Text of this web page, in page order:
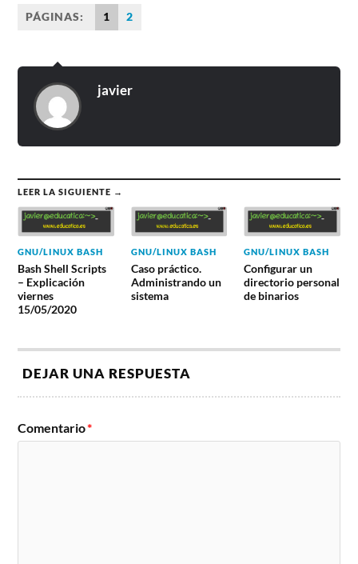
PÁGINAS: 1 2
javier
LEER LA SIGUIENTE →
GNU/LINUX BASH
Bash Shell Scripts
– Explicación
viernes
15/05/2020
GNU/LINUX BASH
Caso práctico.
Administrando un
sistema
GNU/LINUX BASH
Configurar un
directorio personal
de binarios
DEJAR UNA RESPUESTA
Comentario*